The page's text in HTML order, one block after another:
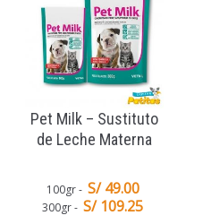
Pet Milk – Sustituto
de Leche Materna
100gr S/ 49.00
300gr S/ 109.25